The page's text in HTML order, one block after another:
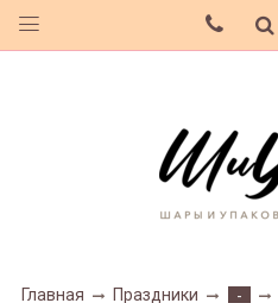
Главная Праздники -